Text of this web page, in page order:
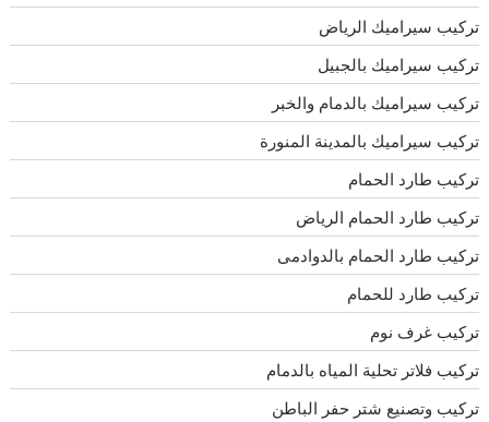
تركيب سيراميك الرياض
تركيب سيراميك بالجبيل
تركيب سيراميك بالدمام والخبر
تركيب سيراميك بالمدينة المنورة
تركيب طارد الحمام
تركيب طارد الحمام الرياض
تركيب طارد الحمام بالدوادمى
تركيب طارد للحمام
تركيب غرف نوم
تركيب فلاتر تحلية المياه بالدمام
تركيب وتصنيع شتر حفر الباطن